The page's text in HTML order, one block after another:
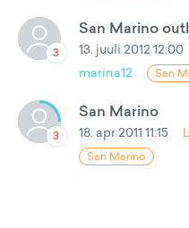
3
San Marino
13. juuli 2012 12:00
marina12
San
3
San Marino
18. apr 2011 11:15
San Marino